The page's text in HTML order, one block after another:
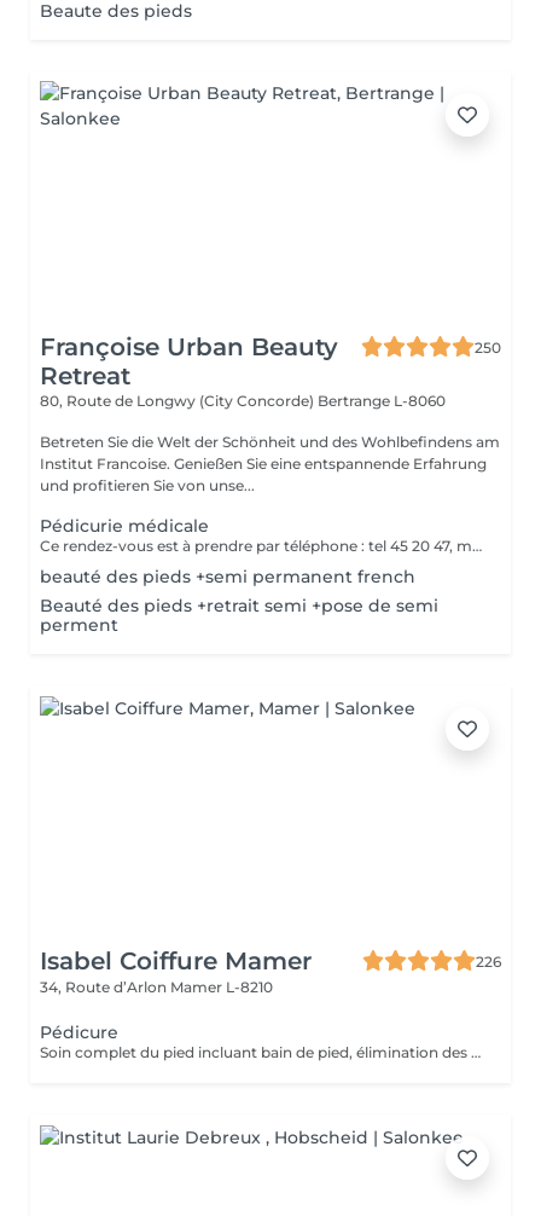
Beaute des pieds
Françoise Urban Beauty
Retreat
250
80, Route de Longwy (City Concorde) Bertrange L-8060
Betreten Sie die Welt der Schönheit und des Wohlbefindens am
Institut Francoise. Genießen Sie eine entspannende Erfahrung
und profitieren Sie von unse...
Pédicurie médicale
Ce rendez-vous est à prendre par téléphone : tel 45 20 47, merci
beauté des pieds +semi permanent french
Beauté des pieds +retrait semi +pose de semi
perment
Isabel Coiffure Mamer
226
34, Route d’Arlon Mamer L-8210
Pédicure
Soin complet du pied incluant bain de pied, élimination des callosité (problème divers, tel que les cors etc) travail complet de l'ongle et des cuticules, gommage et crème hydratante de fin de soin (5 pour pose vernis).